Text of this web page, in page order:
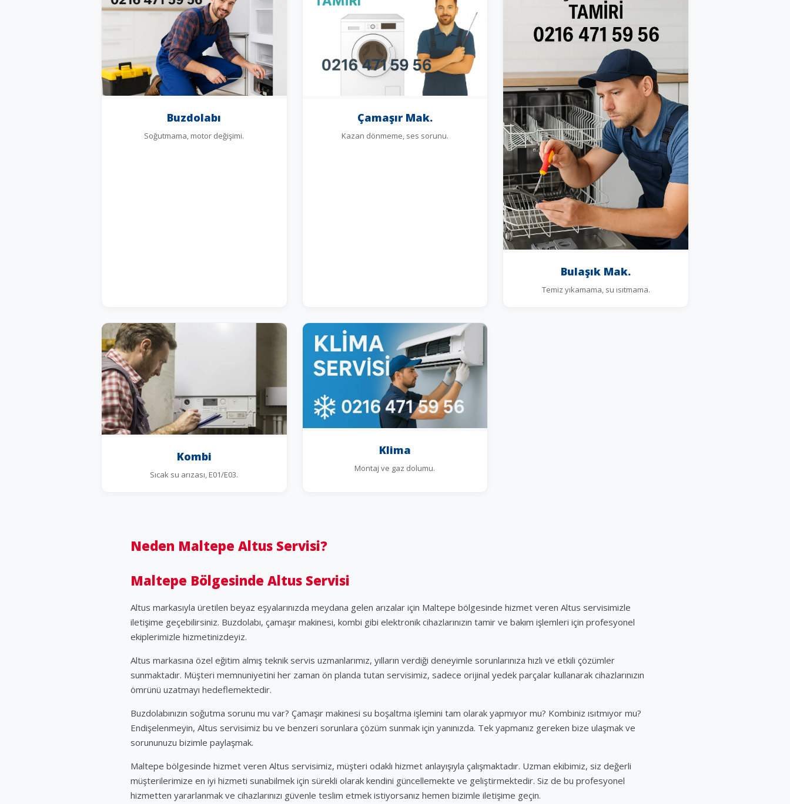
Buzdolabı
Soğutmama, motor değişimi.
Çamaşır Mak.
Kazan dönmeme, ses sorunu.
Bulaşık Mak.
Temiz yıkamama, su ısıtmama.
Kombi
Sıcak su arızası, E01/E03.
Klima
Montaj ve gaz dolumu.
Neden Maltepe Altus Servisi?
Maltepe Bölgesinde Altus Servisi
Altus markasıyla üretilen beyaz eşyalarınızda meydana gelen arızalar için Maltepe bölgesinde hizmet veren Altus servisimizle
iletişime geçebilirsiniz. Buzdolabı, çamaşır makinesi, kombi gibi elektronik cihazlarınızın tamir ve bakım işlemleri için profesyonel
ekiplerimizle hizmetinizdeyiz.
Altus markasına özel eğitim almış teknik servis uzmanlarımız, yılların verdiği deneyimle sorunlarınıza hızlı ve etkili çözümler
sunmaktadır. Müşteri memnuniyetini her zaman ön planda tutan servisimiz, sadece orijinal yedek parçalar kullanarak cihazlarınızın
ömrünü uzatmayı hedeflemektedir.
Buzdolabınızın soğutma sorunu mu var? Çamaşır makinesi su boşaltma işlemini tam olarak yapmıyor mu? Kombiniz ısıtmıyor mu?
Endişelenmeyin, Altus servisimiz bu ve benzeri sorunlara çözüm sunmak için yanınızda. Tek yapmanız gereken bize ulaşmak ve
sorununuzu bizimle paylaşmak.
Maltepe bölgesinde hizmet veren Altus servisimiz, müşteri odaklı hizmet anlayışıyla çalışmaktadır. Uzman ekibimiz, siz değerli
müşterilerimize en iyi hizmeti sunabilmek için sürekli olarak kendini güncellemekte ve geliştirmektedir. Siz de bu profesyonel
hizmetten yararlanmak ve cihazlarınızı güvenle teslim etmek istiyorsanız hemen bizimle iletişime geçin.